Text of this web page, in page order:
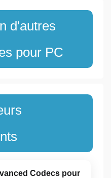
d'autres
pour PC
Codecs pour